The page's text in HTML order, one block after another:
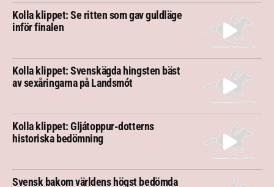
Kolla klippet: Se ritten som gav guldläge
inför finalen
Kolla klippet: Svenskägda hingsten bäst
av sexåringarna på Landsmót
Kolla klippet: Gljátoppur-dotterns
historiska bedömning
Svensk bakom världens högst bedömda